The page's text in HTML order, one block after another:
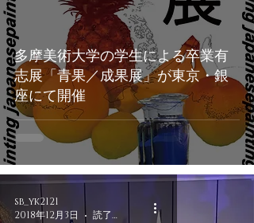
多摩美術大学の学生による卒業有
志展「青果／成果展」が東京・銀
座にて開催
sb_yk2121
2018年12月3日
読了時間: 1分